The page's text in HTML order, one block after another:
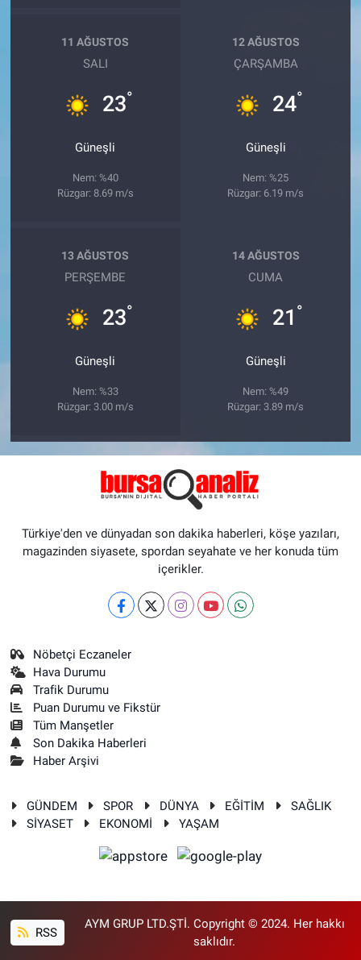
11 AĞUSTOS
SALI
23°
Güneşli
Nem: %40
Rüzgar: 8.69 m/s
12 AĞUSTOS
ÇARŞAMBA
24°
Güneşli
Nem: %25
Rüzgar: 6.19 m/s
13 AĞUSTOS
PERŞEMBE
23°
Güneşli
Nem: %33
Rüzgar: 3.00 m/s
14 AĞUSTOS
CUMA
21 °
Güneşli
Nem: %49
Rüzgar: 3.89 m/s
Türkiye'den ve dünyadan son dakika haberleri, köşe yazıları,
magazinden siyasete, spordan seyahate ve her konuda tüm
içerikler.
Nöbetçi Eczaneler
Hava Durumu
Trafik Durumu
Puan Durumu ve Fikstür
Tüm Manşetler
Son Dakika Haberleri
Haber Arşivi
GÜNDEM SPOR DÜNYA EĞİTİM
SAĞLIK
SİYASET
EKONOMİ YAŞAM
RSS
AYM GRUP LTD.ŞTİ. Copyright © 2024. Her hakkı
saklıdır.